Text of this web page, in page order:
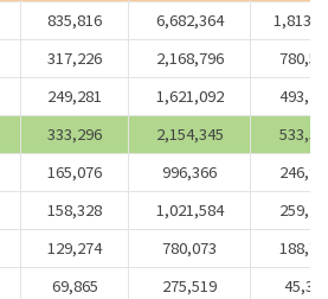
835,816 6,682,364
317,226 2,168,796
249,281 1,621,092
333,296 2,154,345
165,076 996,366
158,328 1,021,584
129,274 780,073
69,865 275,519